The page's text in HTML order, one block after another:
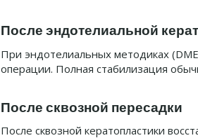
После эндотелиальной
При эндотелиальных методиках
операции. Полная стабилизация
После сквозной пересадки
После сквозной кератопластики